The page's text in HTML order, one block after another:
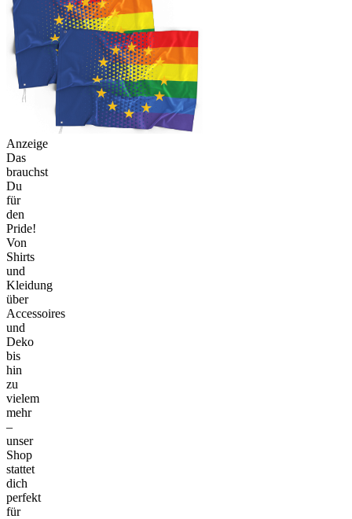
Anzeige
Das
brauchst
Du
für
den
Pride!
Von
Shirts
und
Kleidung
über
Accessoires
und
Deko
bis
hin
zu
vielem
mehr
–
unser
Shop
stattet
dich
perfekt
für